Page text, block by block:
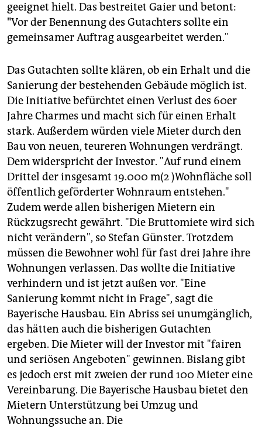
geeignet hielt. Das bestreitet Gaier und betont:
"Vor der Benennung des Gutachters sollte ein
gemeinsamer Auftrag ausgearbeitet werden."
Das Gutachten sollte klären, ob ein Erhalt und die
Sanierung der bestehenden Gebäude möglich ist.
Die Initiative befürchtet einen Verlust des 60er
Jahre Charmes und macht sich für einen Erhalt
stark. Außerdem würden viele Mieter durch den
Bau von neuen, teureren Wohnungen verdrängt.
Dem widerspricht der Investor. "Auf rund einem
Drittel der insgesamt 19.000 m(2 )Wohnfläche soll
öffentlich geförderter Wohnraum entstehen."
Zudem werde allen bisherigen Mietern ein
Rückzugsrecht gewährt. "Die Bruttomiete wird sich
nicht verändern", so Stefan Günster. Trotzdem
müssen die Bewohner wohl für fast drei Jahre ihre
Wohnungen verlassen. Das wollte die Initiative
verhindern und ist jetzt außen vor. "Eine
Sanierung kommt nicht in Frage", sagt die
Bayerische Hausbau. Ein Abriss sei unumgänglich,
das hätten auch die bisherigen Gutachten
ergeben. Die Mieter will der Investor mit "fairen
und seriösen Angeboten" gewinnen. Bislang gibt
es jedoch erst mit zweien der rund 100 Mieter eine
Vereinbarung. Die Bayerische Hausbau bietet den
Mietern Unterstützung bei Umzug und
Wohnungssuche an. Die